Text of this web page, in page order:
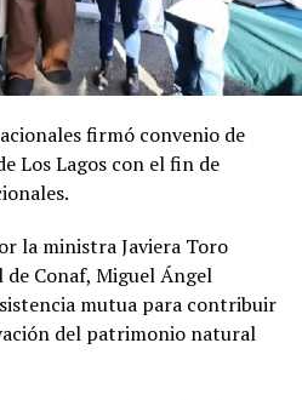
firmó convenio de
Los Lagos con el fin de
la ministra Javiera Toro
Conaf, Miguel Ángel
mutua para contribuir
del patrimonio natural